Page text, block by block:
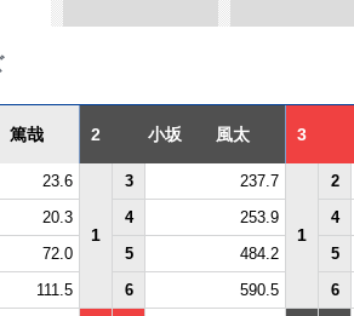
哉 2 小坂 風太 3
23.6
1
3 237.7
1
2
20.3 4 253.9
4
72.0 5 484.2
5
111.5 6 590.5 6